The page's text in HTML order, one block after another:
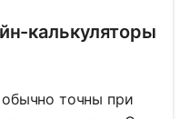
калькуляторы
обычно точны при